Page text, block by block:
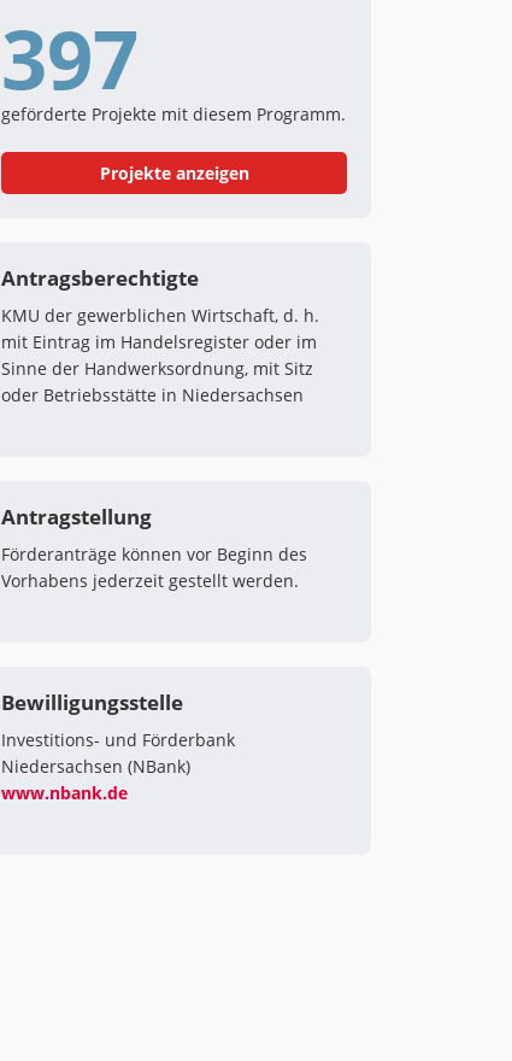
397
geförderte Projekte mit diesem Programm.
Projekte anzeigen
Antragsberechtigte
KMU der gewerblichen Wirtschaft, d. h.
mit Eintrag im Handelsregister oder im
Sinne der Handwerksordnung, mit Sitz
oder Betriebsstätte in Niedersachsen
Antragstellung
Förderanträge können vor Beginn des
Vorhabens jederzeit gestellt werden.
Bewilligungsstelle
Investitions- und Förderbank
Niedersachsen (NBank)
www.nbank.de